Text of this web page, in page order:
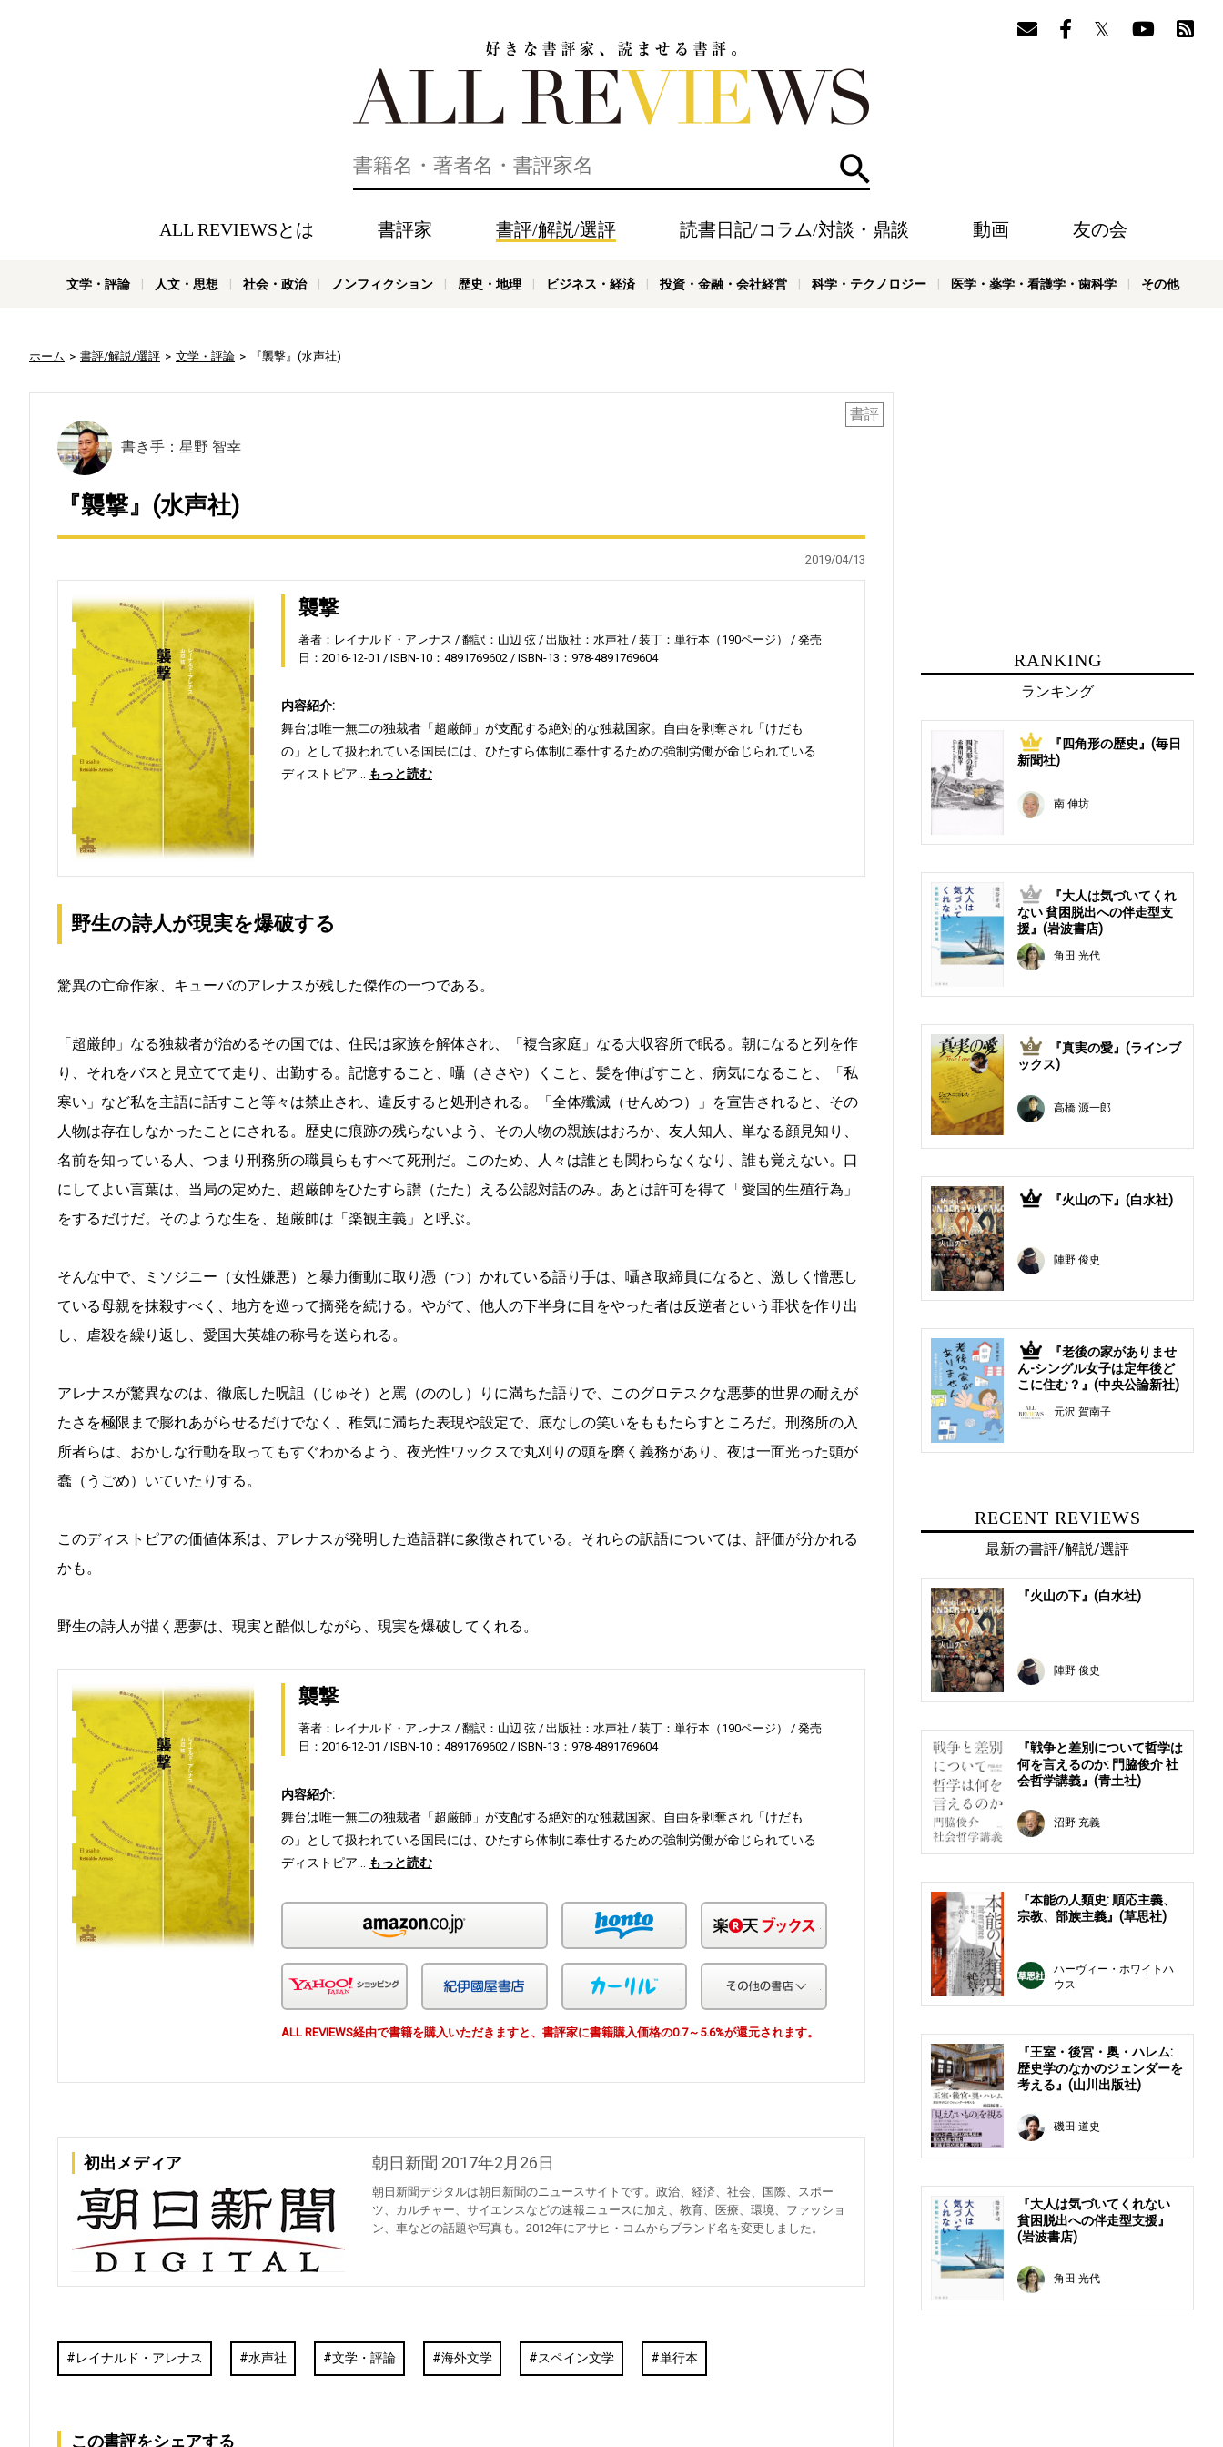
検索
ALL REVIEWSとは 書評家 書評/解説/選評 読書日記/コラム/対談・鼎談 動画 友の会
文学・評論 人文・思想 社会・政治 ノンフィクション 歴史・地理 ビジネス・経済 投資・金融・会社経営 科学・テクノロジー 医学・薬学・看護学・歯科学 その他
ホーム 書評/解説/選評 文学・評論 『襲撃』(水声社)
書評
書き手：星野 智幸
『襲撃』(水声社)
2019/04/13
襲撃
著者：レイナルド・アレナス 翻訳：山辺 弦 出版社：水声社 装丁：単行本（190ページ）
発売
日：2016-12-01
ISBN-10：4891769602 ISBN-13：978-4891769604
内容紹介:
舞台は唯一無二の独裁者「超厳師」が支配する絶対的な独裁国家。自由を剥奪され「けだも
の」として扱われている国民には、ひたすら体制に奉仕するための強制労働が命じられている
ディストピア…
もっと読む
野生の詩人が現実を爆破する
驚異の亡命作家、キューバのアレナスが残した傑作の一つである。
「超厳帥」なる独裁者が治めるその国では、住民は家族を解体され、「複合家庭」なる大収容所で眠る。朝になると列を作
り、それをバスと見立てて走り、出勤する。記憶すること、囁（ささや）くこと、髪を伸ばすこと、病気になること、「私
寒い」など私を主語に話すこと等々は禁止され、違反すると処刑される。「全体殲滅（せんめつ）」を宣告されると、その
人物は存在しなかったことにされる。歴史に痕跡の残らないよう、その人物の親族はおろか、友人知人、単なる顔見知り、
名前を知っている人、つまり刑務所の職員らもすべて死刑だ。このため、人々は誰とも関わらなくなり、誰も覚えない。口
にしてよい言葉は、当局の定めた、超厳帥をひたすら讃（たた）える公認対話のみ。あとは許可を得て「愛国的生殖行為」
をするだけだ。そのような生を、超厳帥は「楽観主義」と呼ぶ。
そんな中で、ミソジニー（女性嫌悪）と暴力衝動に取り憑（つ）かれている語り手は、囁き取締員になると、激しく憎悪し
ている母親を抹殺すべく、地方を巡って摘発を続ける。やがて、他人の下半身に目をやった者は反逆者という罪状を作り出
し、虐殺を繰り返し、愛国大英雄の称号を送られる。
アレナスが驚異なのは、徹底した呪詛（じゅそ）と罵（ののし）りに満ちた語りで、このグロテスクな悪夢的世界の耐えが
たさを極限まで膨れあがらせるだけでなく、稚気に満ちた表現や設定で、底なしの笑いをももたらすところだ。刑務所の入
所者らは、おかしな行動を取ってもすぐわかるよう、夜光性ワックスで丸刈りの頭を磨く義務があり、夜は一面光った頭が
蠢（うごめ）いていたりする。
このディストピアの価値体系は、アレナスが発明した造語群に象徴されている。それらの訳語については、評価が分かれる
かも。
野生の詩人が描く悪夢は、現実と酷似しながら、現実を爆破してくれる。
襲撃
著者：レイナルド・アレナス 翻訳：山辺 弦 出版社：水声社 装丁：単行本（190ページ）
発売
日：2016-12-01
ISBN-10：4891769602 ISBN-13：978-4891769604
内容紹介:
舞台は唯一無二の独裁者「超厳師」が支配する絶対的な独裁国家。自由を剥奪され「けだも
の」として扱われている国民には、ひたすら体制に奉仕するための強制労働が命じられている
ディストピア…
もっと読む
honto
Yahoo!ショッピング 紀伊国屋 カーリル
ALL REVIEWS経由で書籍を購入いただきますと、書評家に書籍購入価格の0.7～5.6%が還元されます。
初出メディア 朝日新聞 2017年2月26日
朝日新聞デジタルは朝日新聞のニュースサイトです。政治、経済、社会、国際、スポー
ツ、カルチャー、サイエンスなどの速報ニュースに加え、教育、医療、環境、ファッショ
ン、車などの話題や写真も。2012年にアサヒ・コムからブランド名を変更しました。
レイナルド・アレナス 水声社 文学・評論 海外文学 スペイン文学 単行本
この書評をシェアする
RANKING
ランキング
1
『四角形の歴史』(毎日
新聞社)
南 伸坊
2
『大人は気づいてくれ
ない 貧困脱出への伴走型支
援』(岩波書店)
角田 光代
3
『真実の愛』(ラインブ
ックス)
高橋 源一郎
4 『火山の下』(白水社)
陣野 俊史
5
『老後の家がありませ
ん-シングル女子は定年後ど
こに住む？』(中央公論新社)
元沢 賀南子
RECENT REVIEWS
最新の書評/解説/選評
『火山の下』(白水社)
陣野 俊史
『戦争と差別について哲学は
何を言えるのか: 門脇俊介 社
会哲学講義』(青土社)
沼野 充義
『本能の人類史: 順応主義、
宗教、部族主義』(草思社)
ハーヴィー・ホワイトハ
ウス
『王室・後宮・奥・ハレム:
歴史学のなかのジェンダーを
考える』(山川出版社)
磯田 道史
『大人は気づいてくれない
貧困脱出への伴走型支援』
(岩波書店)
角田 光代